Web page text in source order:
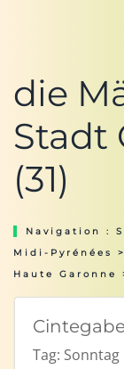
die
Stadt
(31)
Navigation :
Midi-Pyrénées
Haute Garonne
Tag: Sonntag